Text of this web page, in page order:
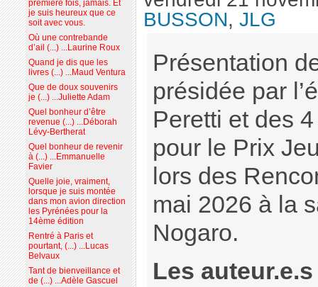
BUSSON, JLG
Présentation
présidée par
Peretti et des
pour le Prix
lors des
mai 2026 à la
Nogaro.
Les
première fois, jamais. Et
je suis heureux que ce
soit avec vous.
Où une contrebande
d’ail (...) ...Laurine Roux
Quand je dis que les
livres (...) ...Maud Ventura
Que de doux souvenirs
je (...) ...Juliette Adam
Quel bonheur d’être
revenue (...) ...Déborah
Lévy-Bertherat
Quel bonheur de revenir
à (...) ...Emmanuelle
Favier
Quelle joie, vraiment,
lorsque je suis montée
dans mon avion direction
les Pyrénées pour la
14ème édition
Rentré à Paris et
pourtant, (...) ...Lucas
Belvaux
Tant de bienveillance et
de (...) ...Adèle Gascuel